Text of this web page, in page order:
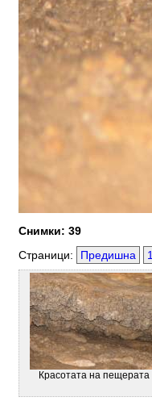
Снимки: 39
Страници:
Предишна 1
Красотата на пещерата